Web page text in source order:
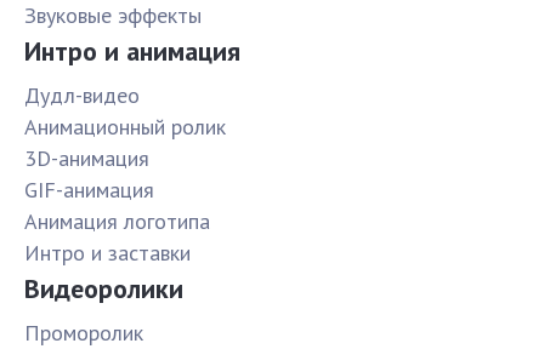
Звуковые эффекты
Интро и анимация
Дудл-видео
Анимационный ролик
3D-анимация
GIF-анимация
Анимация логотипа
Интро и заставки
Видеоролики
Проморолик